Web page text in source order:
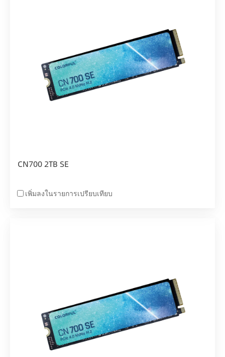
CN700 2TB SE
เพิ่มลงในรายการเปรียบเทียบ